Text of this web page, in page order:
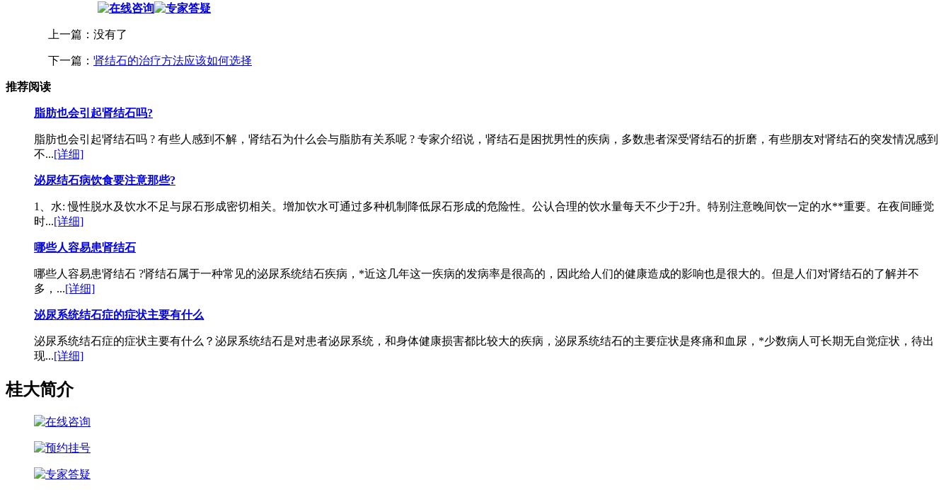
上一篇：没有了
下一篇： 肾结石的治疗方法应该如何选择
推荐阅读
脂肪也会引起肾结石吗?
脂肪也会引起肾结石吗 ? 有些人感到不解，肾结石为什么会与脂肪有关系呢 ? 专家介绍说，肾结石是困扰男性的疾病，多数患者深受肾结石的折磨，有些朋友对肾结石的突发情况感到
不...[详细]
泌尿结石病饮食要注意那些?
1、水: 慢性脱水及饮水不足与尿石形成密切相关。增加饮水可通过多种机制降低尿石形成的危险性。公认合理的饮水量每天不少于2升。特别注意晚间饮一定的水**重要。在夜间睡觉
时...[详细]
哪些人容易患肾结石
哪些人容易患肾结石 ?肾结石属于一种常见的泌尿系统结石疾病，*近这几年这一疾病的发病率是很高的，因此给人们的健康造成的影响也是很大的。但是人们对肾结石的了解并不
多，...[详细]
泌尿系统结石症的症状主要有什么
泌尿系统结石症的症状主要有什么？泌尿系统结石是对患者泌尿系统，和身体健康损害都比较大的疾病，泌尿系统结石的主要症状是疼痛和血尿，*少数病人可长期无自觉症状，待出
现...[详细]
桂大简介